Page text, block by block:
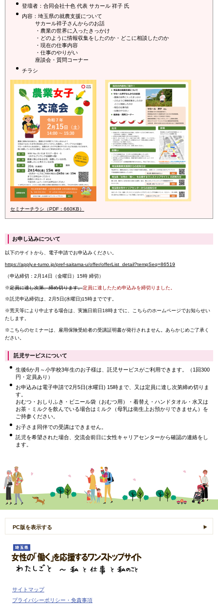
登壇者：合同会社十色 代表 サカール 祥子 氏
内容：埼玉県の就農支援について
サカール祥子さんからのお話
・農業の世界に入ったきっかけ
・どのように情報収集をしたのか・どこに相談したのか
・現在の仕事内容
・仕事のやりがい
座談会・質問コーナー
チラシ
セミナーチラシ（PDF：660KB）
お申し込みについて
以下のサイトから、電子申請でお申込みください。
https://apply.e-tumo.jp/pref-saitama-u/offer/offerList_detail?tempSeq=86519
（申込締切：2月14日（金曜日）15時 締切）
※定員に達し次第、締め切ります。定員に達したため申込みを締切りました。
※託児申込締切は、2月5日(水曜日)15時までです。
※荒天等により中止する場合は、実施日前日18時までに、こちらのホームページでお知らせい
たします。
※こちらのセミナーは、雇用保険受給者の受講証明書が発行されません。あらかじめご了承く
ださい。
託児サービスについて
生後6か月～小学校3年生のお子様は、託児サービスがご利用できます。（1回300
円・定員あり）
お申込みは電子申請で2月5日(水曜日) 15時まで、又は定員に達し次第締め切りま
す。
おむつ・おしりふき・ビニール袋（おむつ用）・着替え・ハンドタオル・水又は
お茶・ミルクを飲んでいる場合はミルク（母乳は衛生上お預かりできません）を
ご持参ください。
お子さま同伴での受講はできません。
託児を希望された場合、交流会前日に女性キャリアセンターから確認の連絡をし
ます。
PC版を表示する
女性の「働く」を応援するワンストップサイト
わたしごと ～私 と 仕事 と 私のこと
サイトマップ
プライバシーポリシー・免責事項